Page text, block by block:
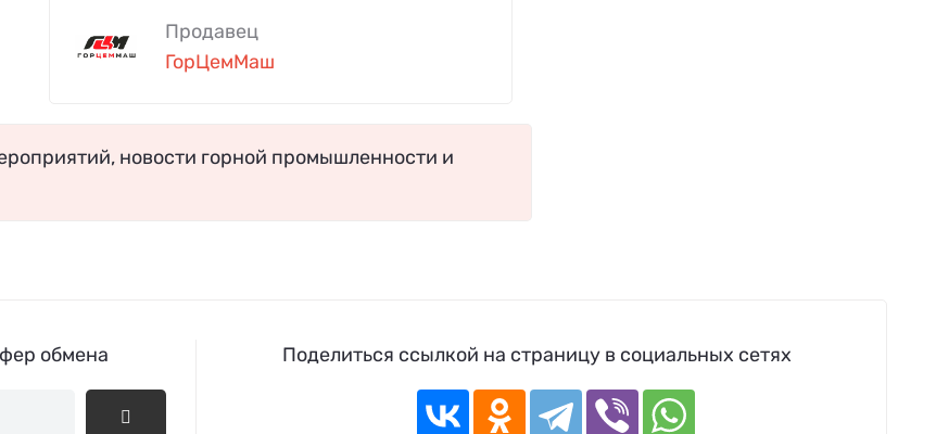
Продавец
ГорЦемМаш
новости горной промышленности и
обмена Поделиться ссылкой на страницу в социальных сетях